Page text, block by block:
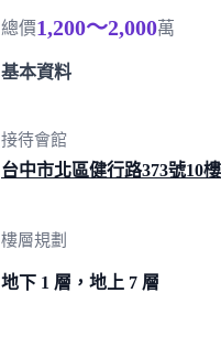
總價1,200～2,000萬
基本資料
接待會館
台中市北區健行路373號10樓
樓層規劃
地下 1 層，地上 7 層